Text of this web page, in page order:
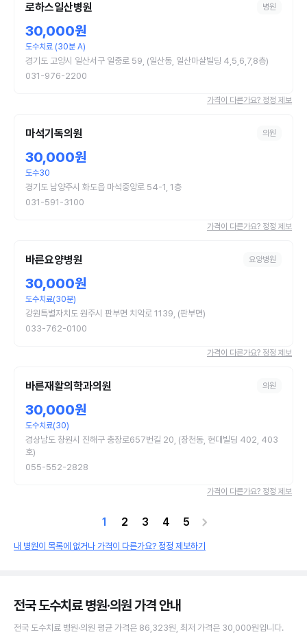
로하스일산병원 병원
30,000원
도수치료 (30분 A)
경기도 고양시 일산서구 일중로 59, (일산동, 일산마샬빌딩 4,5,6,7,8층)
031-976-2200
가격이 다른가요? 정정 제보
마석기독의원 의원
30,000원
도수30
경기도 남양주시 화도읍 마석중앙로 54-1, 1층
031-591-3100
가격이 다른가요? 정정 제보
바른요양병원 요양병원
30,000원
도수치료(30분)
강원특별자치도 원주시 판부면 치악로 1139, (판부면)
033-762-0100
가격이 다른가요? 정정 제보
바른재활의학과의원 의원
30,000원
도수치료(30)
경상남도 창원시 진해구 충장로657번길 20, (장천동, 현대빌딩 402, 403
호)
055-552-2828
가격이 다른가요? 정정 제보
1 2 3 4 5
내 병원이 목록에 없거나 가격이 다른가요? 정정 제보하기
전국 도수치료 병원·의원가격 안내
전국 도수치료 병원·의원 평균 가격은 86,323원 , 최저 가격은 30,000원입니다.